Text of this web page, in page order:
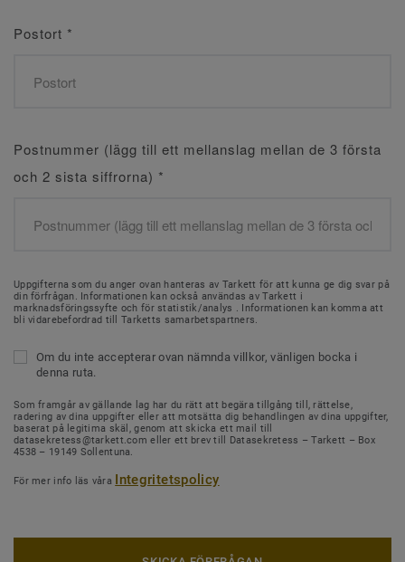
Postort *
Postnummer (lägg till ett mellanslag mellan de 3 första
och 2 sista siffrorna) *
Uppgifterna som du anger ovan hanteras av Tarkett för att kunna ge dig svar på
din förfrågan. Informationen kan också användas av Tarkett i
marknadsföringssyfte och för statistik/analys . Informationen kan komma att
bli vidarebefordrad till Tarketts samarbetspartners.
Om du inte accepterar ovan nämnda villkor, vänligen bocka i
denna ruta.
Som framgår av gällande lag har du rätt att begära tillgång till, rättelse,
radering av dina uppgifter eller att motsätta dig behandlingen av dina uppgifter,
baserat på legitima skäl, genom att skicka ett mail till
datasekretess@tarkett.com eller ett brev till Datasekretess – Tarkett – Box
4538 – 19149 Sollentuna.
För mer info läs våra Integritetspolicy